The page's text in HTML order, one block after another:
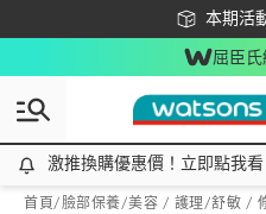
本期活
下載app
屈臣
激推換購優惠價！立即點我看
激推換購優惠價！立即點我看
首頁/臉部保養/美容 / 護理/舒敏 /